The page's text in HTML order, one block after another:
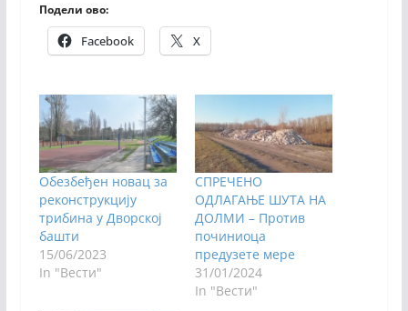
Подели ово:
Facebook X
Обезбеђен новац за
реконструкцију
трибина у Дворској
башти
15/06/2023
In "Вести"
СПРЕЧЕНО
ОДЛАГАЊЕ ШУТА НА
ДОЛМИ – Против
починиоца
предузете мере
31/01/2024
In "Вести"